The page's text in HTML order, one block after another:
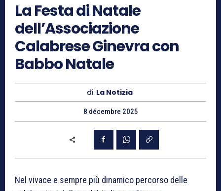
La Festa di Natale
dell’Associazione
Calabrese Ginevra con
Babbo Natale
di La Notizia
8 décembre 2025
Nel vivace e sempre più dinamico percorso delle